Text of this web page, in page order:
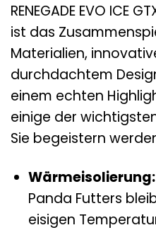
RENEGADE EVO ICE
ist das
Materialien,
durchdachtem
einem echten
einige der
Sie begeistern
Wärmeisolierung:
Panda Futters
eisigen